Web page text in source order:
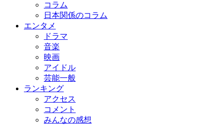
コラム
日本関係のコラム
エンタメ
ドラマ
音楽
映画
アイドル
芸能一般
ランキング
アクセス
コメント
みんなの感想